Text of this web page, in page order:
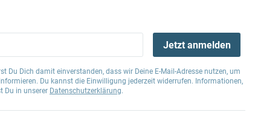
Jetzt anmelden
Du Dich damit einverstanden, dass wir Deine E-Mail-Adresse nutzen, um
Du kannst die Einwilligung jederzeit widerrufen. Informationen,
Du in unserer Datenschutzerklärung.